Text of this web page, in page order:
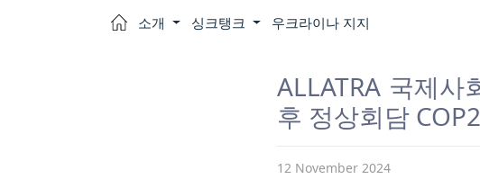
소개 싱크탱크 우크라이나 지지
ALLATRA 국제
후 정상회담
12 November 2024